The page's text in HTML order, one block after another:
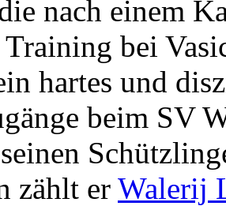
nach einem
Training bei
hartes und
beim SV
zählt er Walerij